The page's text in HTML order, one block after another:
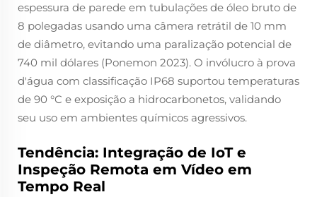
espessura de parede em tubulações de óleo bruto de
8 polegadas usando uma câmera retrátil de 10 mm
de diâmetro, evitando uma paralização potencial de
740 mil dólares (Ponemon 2023). O invólucro à prova
d'água com classificação IP68 suportou temperaturas
de 90 °C e exposição a hidrocarbonetos, validando
seu uso em ambientes químicos agressivos.
Tendência: Integração de IoT e
Inspeção Remota em Vídeo em
Tempo Real